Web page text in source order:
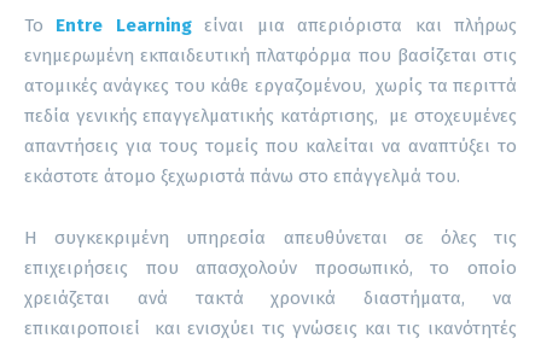
Το Entre Learningείναι μια απεριόριστα και πλήρως
ενημερωμένη εκπαιδευτική πλατφόρμα που βασίζεται στις
ατομικές ανάγκες του κάθε εργαζομένου, χωρίς τα περιττά
πεδία γενικής επαγγελματικής κατάρτισης, με στοχευμένες
απαντήσεις για τους τομείς που καλείται να αναπτύξει το
εκάστοτε άτομο ξεχωριστά πάνω στο επάγγελμά του.
Η συγκεκριμένη υπηρεσία απευθύνεται σε όλες τις
επιχειρήσεις που απασχολούν προσωπικό, το οποίο
χρειάζεται ανά τακτά χρονικά διαστήματα, να
επικαιροποιεί και ενισχύει τις γνώσεις και τις ικανότητές